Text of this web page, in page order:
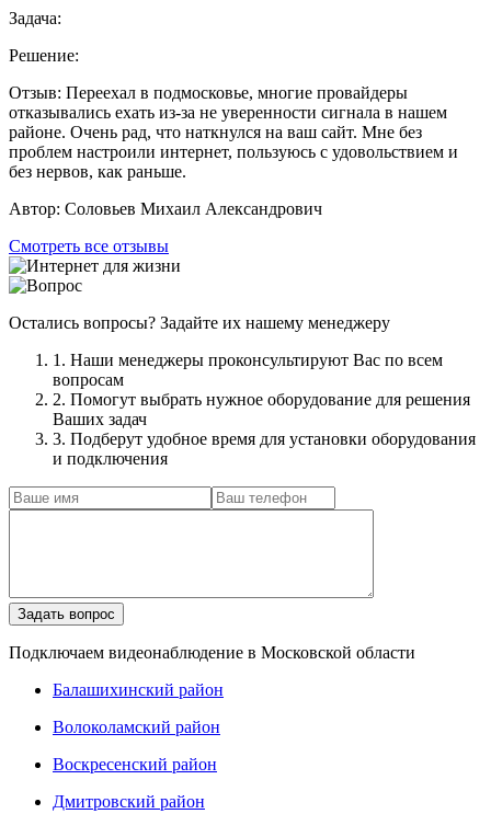
Задача:
Решение:
Отзыв: Переехал в подмосковье, многие провайдеры
отказывались ехать из-за не уверенности сигнала в нашем
районе. Очень рад, что наткнулся на ваш сайт. Мне без
проблем настроили интернет, пользуюсь с удовольствием и
без нервов, как раньше.
Автор: Соловьев Михаил Александрович
Смотреть все отзывы
Остались вопросы? Задайте их нашему менеджеру
1. Наши менеджеры проконсультируют Вас по всем
вопросам
2. Помогут выбрать нужное оборудование для решения
Ваших задач
3. Подберут удобное время для установки оборудования
и подключения
Подключаем видеонаблюдение в Московской области
Балашихинский район
Волоколамский район
Воскресенский район
Дмитровский район